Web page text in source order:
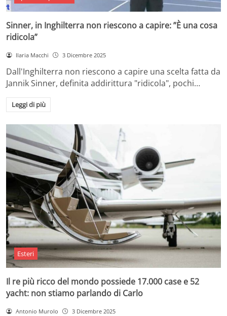
Sinner, in Inghilterra non riescono a capire: ”È una cosa
ridicola”
Ilaria Macchi 3 Dicembre 2025
Dall'Inghilterra non riescono a capire una scelta fatta da
Jannik Sinner, definita addirittura "ridicola", pochi…
Leggi di più
Esteri
Il re più ricco del mondo possiede 17.000 case e 52
yacht: non stiamo parlando di Carlo
Antonio Murolo 3 Dicembre 2025